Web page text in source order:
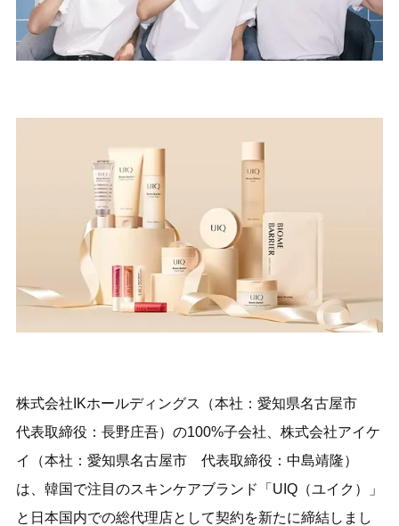
株式会社IKホールディングス（本社：愛知県名古屋市
代表取締役：長野庄吾）の100%子会社、株式会社アイケ
イ（本社：愛知県名古屋市 代表取締役：中島靖隆）
は、韓国で注目のスキンケアブランド「UIQ（ユイク）」
と日本国内での総代理店として契約を新たに締結しまし